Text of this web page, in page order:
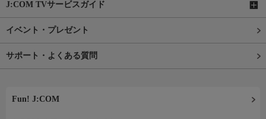
J:COM TVサービスガイド
イベント・プレゼント
サポート・よくある質問
Fun! J:COM